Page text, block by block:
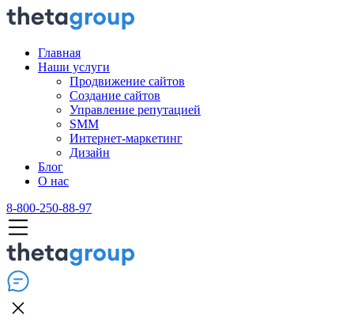
Главная
Наши услуги
Продвижение сайтов
Создание сайтов
Управление репутацией
SMM
Интернет-маркетинг
Дизайн
Блог
О нас
8-800-250-88-97